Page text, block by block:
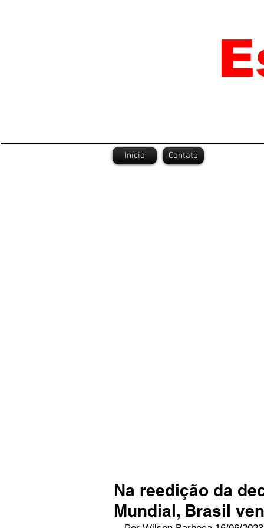
Início Contato
Na reedição da
Mundial, Brasil